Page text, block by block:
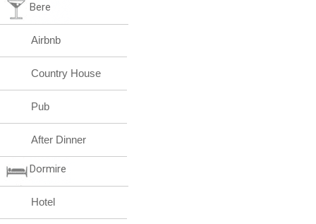
Bere
Airbnb
Country House
Pub
After Dinner
Dormire
Hotel